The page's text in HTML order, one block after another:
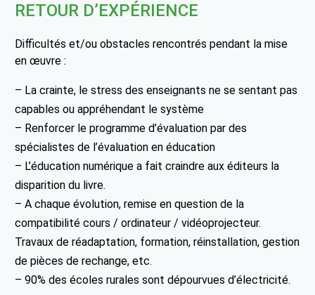
RETOUR D’EXPÉRIENCE
Difficultés et/ou obstacles rencontrés pendant la mise
en œuvre :
– La crainte, le stress des enseignants ne se sentant pas
capables ou appréhendant le système
– Renforcer le programme d’évaluation par des
spécialistes de l’évaluation en éducation
– L’éducation numérique a fait craindre aux éditeurs la
disparition du livre.
– A chaque évolution, remise en question de la
compatibilité cours / ordinateur / vidéoprojecteur.
Travaux de réadaptation, formation, réinstallation, gestion
de pièces de rechange, etc.
– 90% des écoles rurales sont dépourvues d’électricité.